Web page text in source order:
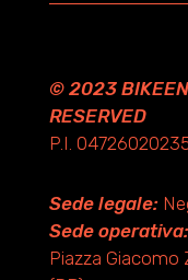
© 2023
RESERVED
P.I.
Sede legale:
Sede operativa:
Piazza Giacomo